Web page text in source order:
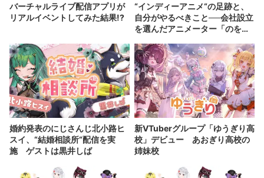
バーチャルライブ配信アプリが
リアルイベントしてみた結果!?
“インディーアニメ“の足跡と、
自分がやるべきこと──会社設立
を選んだアニメーター「のを
婚約発表のにじさんじ北小路ヒ
スイ、“結婚相談所“配信を実
施 ゲストは黒井しば
新VTuberグループ「ゆうぎり高
校」デビュー あおぎり高校の
姉妹校